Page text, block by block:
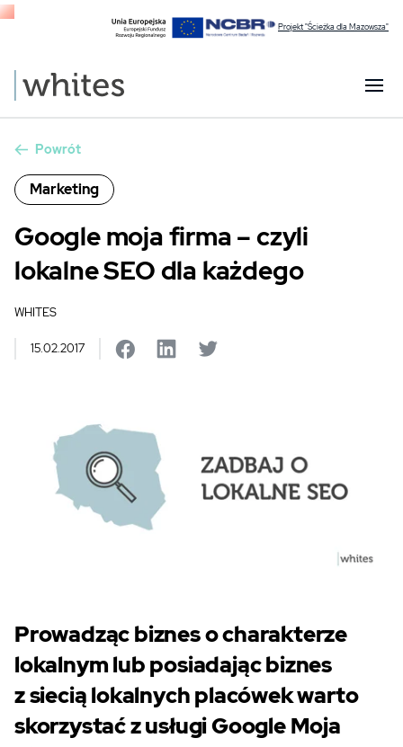
Projekt "Ścieżka dla Mazowsza"
Powrót
Marketing
Google moja firma – czyli
lokalne SEO dla każdego
WHITES
15.02.2017
Prowadząc biznes o charakterze
lokalnym lub posiadając biznes
z siecią lokalnych placówek warto
skorzystać z usługi Google Moja